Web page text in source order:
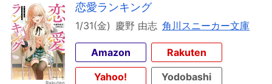
恋愛ランキング
1/31(金) 慶野 由志 角川スニーカー文庫
Amazon
Rakuten
Yahoo!
Yodobashi